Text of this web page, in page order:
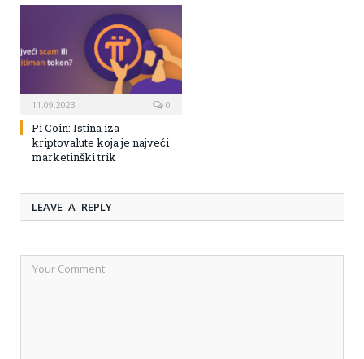
11.09.2023 0
Pi Coin: Istina iza
kriptovalute koja je najveći
marketinški trik
LEAVE A REPLY